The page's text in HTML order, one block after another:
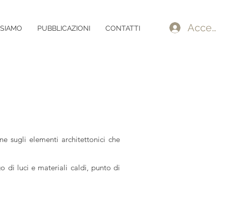
PUBBLICAZIONI CONTATTI Accedi
sugli elementi architettonici che
di luci e materiali caldi, punto di